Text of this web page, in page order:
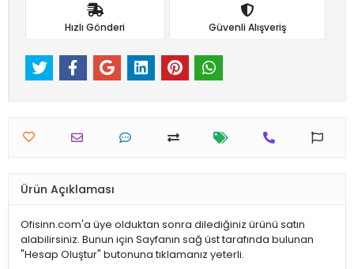
Hızlı Gönderi Güvenli Alışveriş
Ürün Açıklaması
Ofisinn.com'a üye olduktan sonra dilediğiniz ürünü satın
alabilirsiniz. Bunun için Sayfanın sağ üst tarafında bulunan
"Hesap Oluştur" butonuna tıklamanız yeterli.